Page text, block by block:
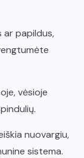
papildus,
vėsioje
nuovargiu,
sistema.